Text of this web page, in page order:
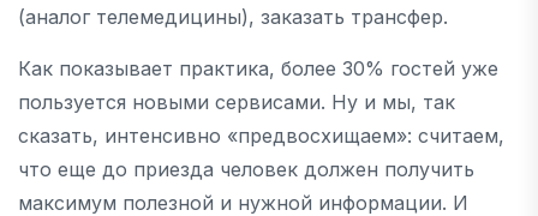
(аналог телемедицины), заказать трансфер.
Как показывает практика, более 30% гостей уже
пользуется новыми сервисами. Ну и мы, так
сказать, интенсивно «предвосхищаем»: считаем,
что еще до приезда человек должен получить
максимум полезной и нужной информации. И